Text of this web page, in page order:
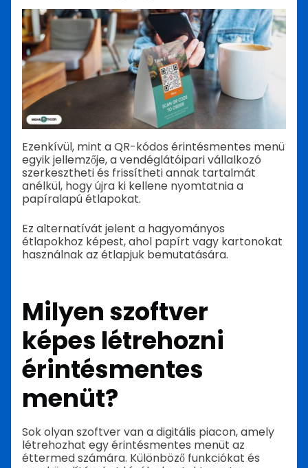
Ezenkívül, mint a QR-kódos érintésmentes menü
egyik jellemzője, a vendéglátóipari vállalkozó
szerkesztheti és frissítheti annak tartalmát
anélkül, hogy újra ki kellene nyomtatnia a
papíralapú étlapokat.
Ez alternatívát jelent a hagyományos
étlapokhoz képest, ahol papírt vagy kartonokat
használnak az étlapjuk bemutatására.
Milyen szoftver
képes létrehozni
érintésmentes
menüt?
Sok olyan szoftver van a digitális piacon, amely
létrehozhat egy érintésmentes menüt az
éttermed számára. Különböző funkciókat és